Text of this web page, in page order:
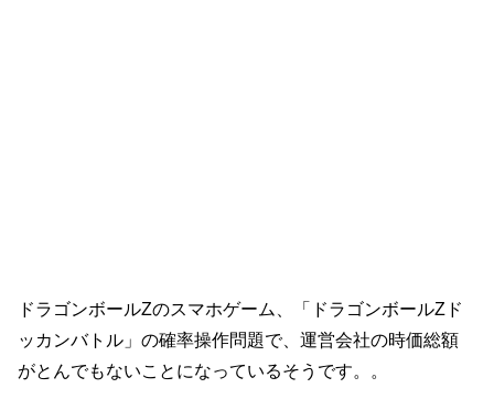
ドラゴンボールZのスマホゲーム、「ドラゴンボールZド
ッカンバトル」の確率操作問題で、運営会社の時価総額
がとんでもないことになっているそうです。。